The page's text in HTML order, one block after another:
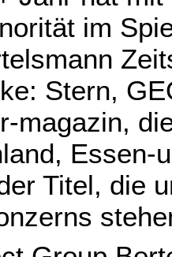
im
Stern,
magazin,
Essen-
Titel, die